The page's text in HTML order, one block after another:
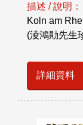
描述 / 說明：
Koln am
(淩鴻勛先生
詳細資料